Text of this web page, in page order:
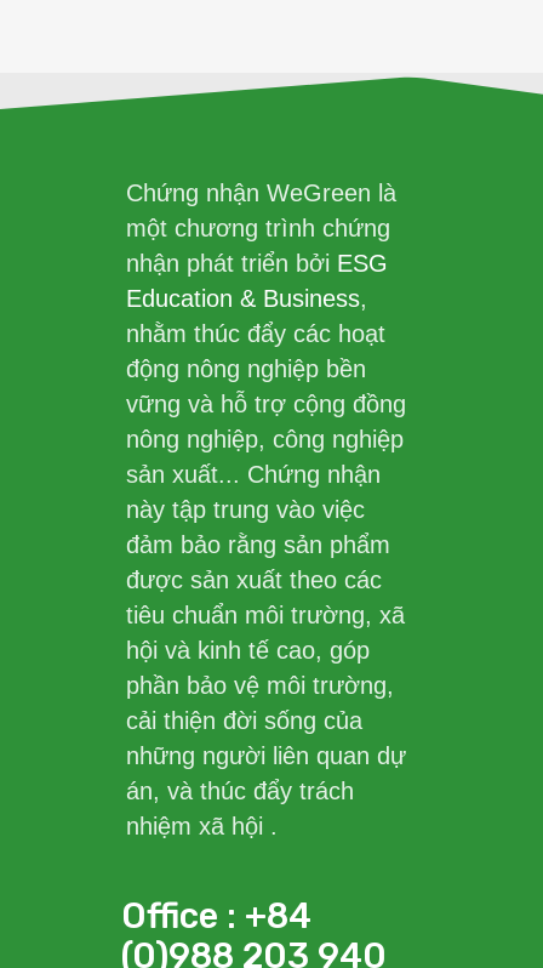
Chứng nhận WeGreen là
một chương trình chứng
nhận phát triển bởi ESG
Education & Business,
nhằm thúc đẩy các hoạt
động nông nghiệp bền
vững và hỗ trợ cộng đồng
nông nghiệp, công nghiệp
sản xuất... Chứng nhận
này tập trung vào việc
đảm bảo rằng sản phẩm
được sản xuất theo các
tiêu chuẩn môi trường, xã
hội và kinh tế cao, góp
phần bảo vệ môi trường,
cải thiện đời sống của
những người liên quan dự
án, và thúc đẩy trách
nhiệm xã hội .
Office : +84
(0)988 203 940